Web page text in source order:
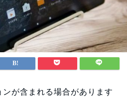
が含まれる場合があります